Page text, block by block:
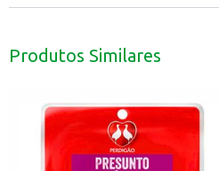
Produtos Similares